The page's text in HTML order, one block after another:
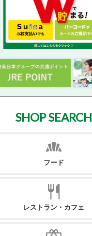
SHOP SEARCH
フード
レストラン・カフェ